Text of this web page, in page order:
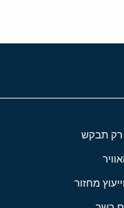
רק תבקש
מחזור